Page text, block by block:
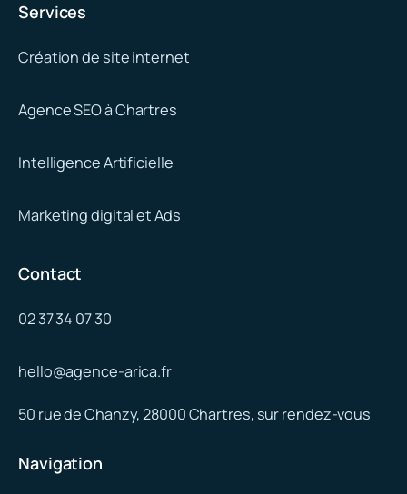
Services
Création de site internet
Agence SEO à Chartres
Intelligence Artificielle
Marketing digital et Ads
Contact
02 37 34 07 30
hello@agence-arica.fr
50 rue de Chanzy, 28000 Chartres, sur rendez-vous
Navigation